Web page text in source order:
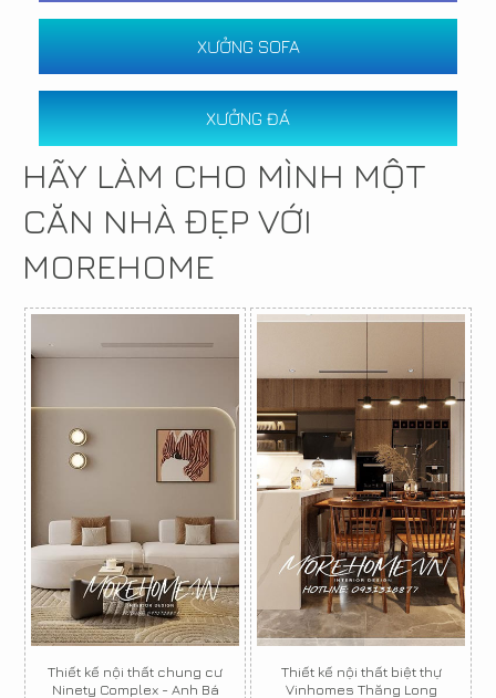
XƯỞNG SOFA
XƯỞNG ĐÁ
HÃY LÀM CHO MÌNH MỘT
CĂN NHÀ ĐẸP VỚI
MOREHOME
Thiết kế nội thất chung cư
Ninety Complex - Anh Bá
Thiết kế nội thất biệt thự
Vinhomes Thăng Long